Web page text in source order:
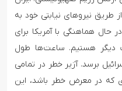
طریق نیروهای نیابتی خود به
هماهنگی با آمریکا برای
دیگر هستیم. ساعت‌ها طول
برسد. آژیر خطر در تمامی
که در معرض خطر باشد، این